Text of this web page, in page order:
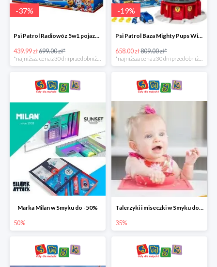
-37%
Psi Patrol Radiowóz 5w1 pojazd ratunkowy z figurką Chase'a -37%
439.99 zł699.00 zł*
-19%
Psi Patrol Baza Mighty Pups Wieża obserwacyjna+pojazd z figurką -19%
658.00 zł809.00 zł*
Marka Milan w Smyku do -50%
50%
Talerzyki i miseczki w Smyku do -35%
35%